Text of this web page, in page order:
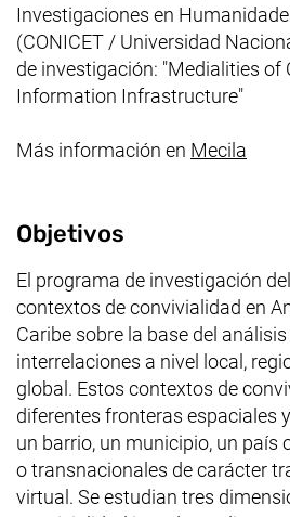
Investigaciones en
(CONICET / Universidad
de investigación: "Medialities of
Information Infrastructure"
Más información en Mecila
Objetivos
El programa de investigación
contextos de convivialidad en
Caribe sobre la base del
interrelaciones a nivel local,
global. Estos contextos de
diferentes fronteras espaciales
un barrio, un municipio, un país
o transnacionales de carácter
virtual. Se estudian tres